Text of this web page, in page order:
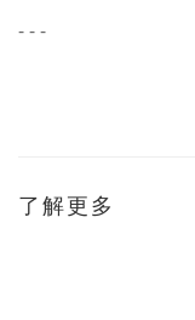
- - -
了解更多